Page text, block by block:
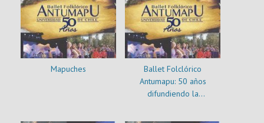
Mapuches
Ballet Folclórico
Antumapu: 50 años
difundiendo la